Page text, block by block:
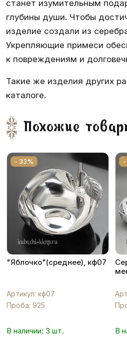
станет изумительным
глубины души. Чтобы
изделие создали из
Укрепляющие примеси
к повреждениям и
Такие же изделия других
каталоге.
Похожие
- 33%
"Яблочко"(среднее), кф07
Артикул: кф07
Проба: 925
В наличии: 3 шт.
-
В